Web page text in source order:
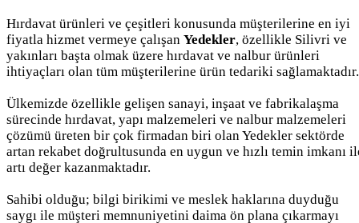
Hırdavat ürünleri ve çeşitleri konusunda müşterilerine en iyi
fiyatla hizmet vermeye çalışan Yedekler, özellikle Silivri ve
yakınları başta olmak üzere hırdavat ve nalbur ürünleri
ihtiyaçları olan tüm müşterilerine ürün tedariki sağlamaktadır.
Ülkemizde özellikle gelişen sanayi, inşaat ve fabrikalaşma
sürecinde hırdavat, yapı malzemeleri ve nalbur malzemeleri
çözümü üreten bir çok firmadan biri olan Yedekler sektörde
artan rekabet doğrultusunda en uygun ve hızlı temin imkanı
artı değer kazanmaktadır.
Sahibi olduğu; bilgi birikimi ve meslek haklarına duyduğu
saygı ile müşteri memnuniyetini daima ön plana çıkarmayı